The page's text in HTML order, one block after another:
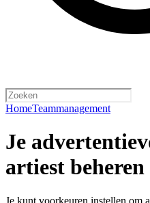
HomeTeammanagement
Je
artiest beheren
Je kunt voorkeuren instellen om